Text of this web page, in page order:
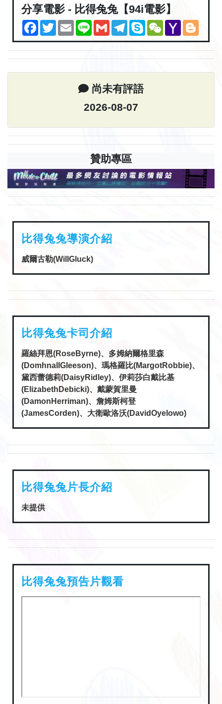
分享電影 - 比得兔兔【94i電影】
Facebook
TwitterEmailLine GmailTelegramSkypeWeChatYahoo
Mail
尚未有評語
2026-08-07
贊助專區
比得兔兔導演介紹
威爾古勒(WillGluck)
比得兔兔卡司介紹
羅絲拜恩(RoseByrne)、多姆納爾格里森
(DomhnallGleeson)、瑪格羅比(MargotRobbie)、
黛西蕾德莉(DaisyRidley)、伊莉莎白戴比基
(ElizabethDebicki)、戴蒙賀里曼
(DamonHerriman)、詹姆斯柯登
(JamesCorden)、大衛歐洛沃(DavidOyelowo)
比得兔兔片長介紹
未提供
比得兔兔預告片觀看